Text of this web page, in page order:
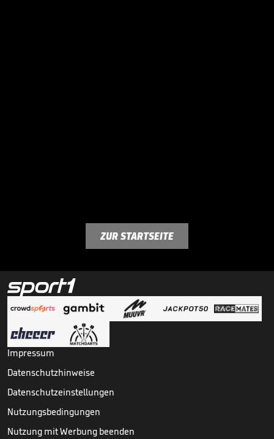
ZUR STARTSEITE
Impressum
Datenschutzhinweise
Datenschutzeinstellungen
Nutzungsbedingungen
Nutzung mit Werbung beenden